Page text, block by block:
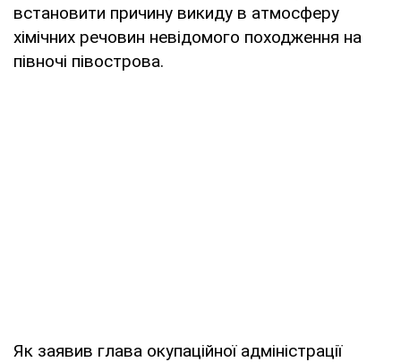
встановити причину викиду в атмосферу
хімічних речовин невідомого походження на
півночі півострова.
Як заявив глава окупаційної адміністрації